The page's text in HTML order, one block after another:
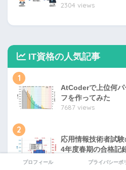
2304 views
IT資格の人気記事
1
AtCoderで上位何パ
フを作ってみた
7687 views
2
応用情報技術者試
4年度春期の合格記
3926 views
プロフィール プライバシーポ